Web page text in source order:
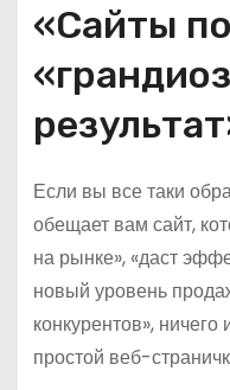
«Сайты
Если вы все таки
обещает вам сайт,
на рынке», «даст
новый уровень
конкурентов», ничего
простой веб-